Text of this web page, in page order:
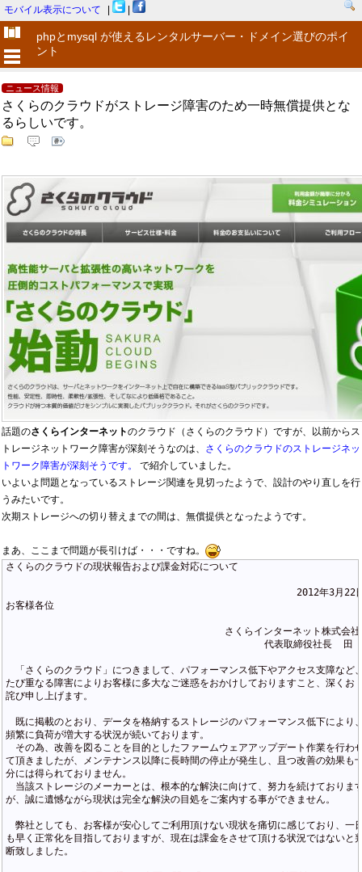
モバイル表示について
phpとmysql が使えるレンタルサーバー・ドメイン選びのポイ
ント
ニュース情報
さくらのクラウドがストレージ障害のため一時無償提供とな
るらしいです。
話題のさくらインターネットのクラウド（さくらのクラウド）ですが、以前からス
トレージネットワーク障害が深刻そうなのは、 さくらのクラウドのストレージネッ
トワーク障害が深刻そうです。
で紹介していました。
いよいよ問題となっているストレージ関連を見切ったようで、設計のやり直しを行
うみたいです。
次期ストレージへの切り替えまでの間は、無償提供となったようです。
まあ、ここまで問題が長引けば・・・ですね。
さくらのクラウドの現状報告および課金対応について
2012年3月22
お客様各位
さくらインターネット株式会社
　  代表取締役社長  田
「さくらのクラウド」につきまして、パフォーマンス低下やアクセス支障など
たび重なる障害によりお客様に多大なご迷惑をおかけしておりますこと、深くお
詫び申し上げます。
既に掲載のとおり、データを格納するストレージのパフォーマンス低下により
頻繁に負荷が増大する状況が続いております。
その為、改善を図ることを目的としたファームウェアアップデート作業を行わ
て頂きましたが、メンテナンス以降に長時間の停止が発生し、且つ改善の効果も
分には得られておりません。
当該ストレージのメーカーとは、根本的な解決に向けて、努力を続けておりま
が、誠に遺憾ながら現状は完全な解決の目処をご案内する事ができません。
弊社としても、お客様が安心してご利用頂けない現状を痛切に感じており、一
も早く正常化を目指しておりますが、現在は課金をさせて頂ける状況ではないと
断致しました。